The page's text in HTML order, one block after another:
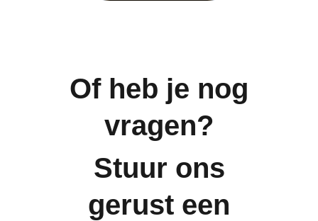
Of heb je nog
vragen?
Stuur ons
gerust een